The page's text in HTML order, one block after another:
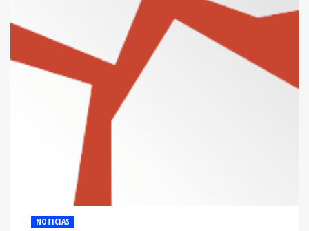
NOTICIAS